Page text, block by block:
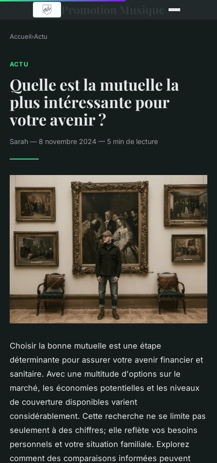
Accueil›Actu
ACTU
Quelle est la mutuelle la
plus intéressante pour
votre avenir ?
Sarah — 8 novembre 2024 — 5 min de lecture
Choisir la bonne mutuelle est une étape
déterminante pour assurer votre avenir financier et
sanitaire. Avec une multitude d'options sur le
marché, les économies potentielles et les niveaux
de couverture disponibles varient
considérablement. Cette recherche ne se limite pas
seulement à des chiffres; elle reflète vos besoins
personnels et votre situation familiale. Explorez
comment des comparaisons informées peuvent